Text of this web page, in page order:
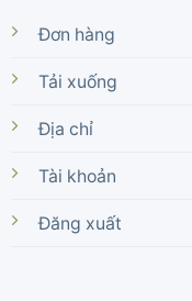
Đơn hàng
Tải xuống
Địa chỉ
Tài khoản
Đăng xuất